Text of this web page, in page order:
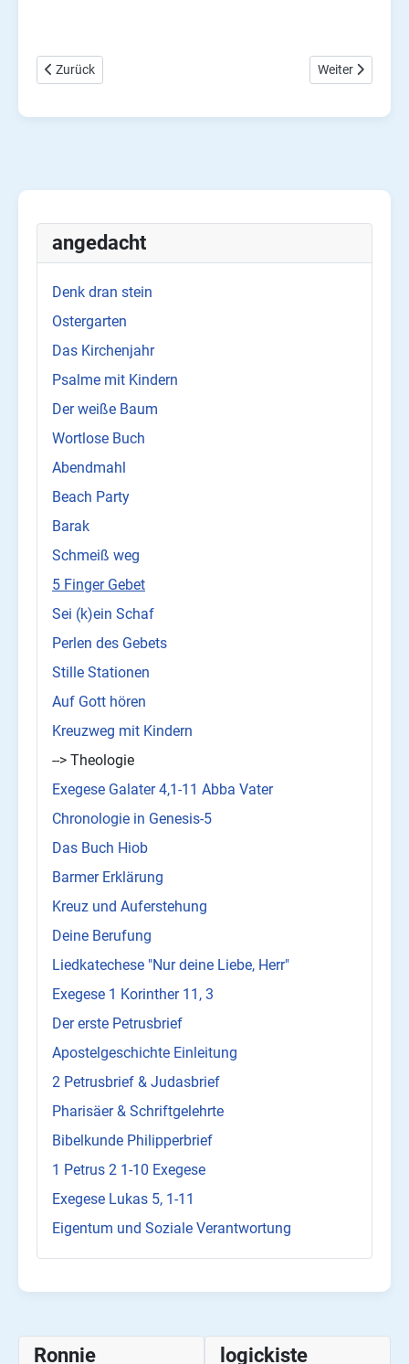
angedacht
Denk dran stein
Ostergarten
Das Kirchenjahr
Psalme mit Kindern
Der weiße Baum
Wortlose Buch
Abendmahl
Beach Party
Barak
Schmeiß weg
5 Finger Gebet
Sei (k)ein Schaf
Perlen des Gebets
Stille Stationen
Auf Gott hören
Kreuzweg mit Kindern
--> Theologie
Exegese Galater 4,1-11 Abba Vater
Chronologie in Genesis-5
Das Buch Hiob
Barmer Erklärung
Kreuz und Auferstehung
Deine Berufung
Liedkatechese "Nur deine Liebe, Herr"
Exegese 1 Korinther 11, 3
Der erste Petrusbrief
Apostelgeschichte Einleitung
2 Petrusbrief & Judasbrief
Pharisäer & Schriftgelehrte
Bibelkunde Philipperbrief
1 Petrus 2 1-10 Exegese
Exegese Lukas 5, 1-11
Eigentum und Soziale Verantwortung
Vorheriger Beitrag: Kreuz und Auferstehung bei Johannes
Zurück Nächster
Weiter
Ronnie logickiste